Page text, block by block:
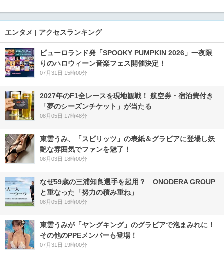
エンタメ | アクセスランキング
ピューロランド発「SPOOKY PUMPKIN 2026」一夜限
りのハロウィーン音楽フェス開催決定！
07月31日 15時00分
2027年のF1全レースを現地観戦！ 航空券・宿泊費付き
「夢のシーズンチケット」が当たる
08月05日 17時48分
東雲うみ、「スピリッツ」の表紙＆グラビアに登場し妖
艶な雰囲気でファンを魅了！
08月03日 18時00分
なぜ59歳の三浦知良選手を起用？ ONODERA GROUP
と重なった「努力の積み重ね」
08月05日 16時00分
東雲うみが「ヤングキング」のグラビアで泡まみれに！
その他のPPEメンバーも登場！
07月31日 19時00分